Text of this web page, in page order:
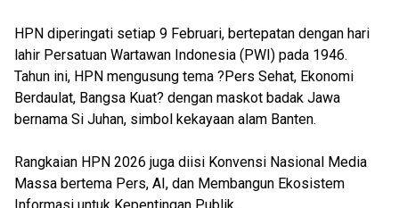
HPN diperingati setiap 9 Februari, bertepatan dengan hari
lahir Persatuan Wartawan Indonesia (PWI) pada 1946.
Tahun ini, HPN mengusung tema ?Pers Sehat, Ekonomi
Berdaulat, Bangsa Kuat? dengan maskot badak Jawa
bernama Si Juhan, simbol kekayaan alam Banten.
Rangkaian HPN 2026 juga diisi Konvensi Nasional Media
Massa bertema Pers, AI, dan Membangun Ekosistem